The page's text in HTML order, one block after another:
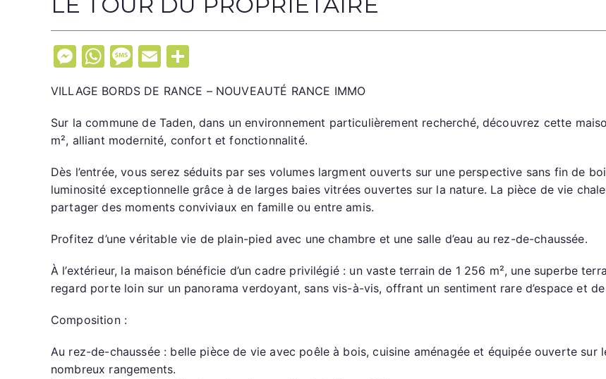
R
a
c
e,
r
o
c
h
e
d
e
n
M
s
s
e
n
g
er
W
at
s
A
p
p
M
s
s
a
g
e
E
ai
l
ta
g
er
VILLAGE BORDS DE RANCE – NOUVEAUTÉ RANCE IMMO
Sur la commune de Taden, dans un environnement particulièrement recherché, découvrez cette
m², alliant modernité, confort et fonctionnalité.
Dès l’entrée, vous serez séduits par ses volumes largment ouverts sur une perspective sans fin de
luminosité exceptionnelle grâce à de larges baies vitrées ouvertes sur la nature. La pièce de vie
partager des moments conviviaux en famille ou entre amis.
Profitez d’une véritable vie de plain-pied avec une chambre et une salle d’eau au rez-de-chaussée.
À l’extérieur, la maison bénéficie d’un cadre privilégié : un vaste terrain de 1 256 m², une superbe
regard porte loin sur un panorama verdoyant, sans vis-à-vis, offrant un sentiment rare d’espace et
Composition :
Au rez-de-chaussée : belle pièce de vie avec poêle à bois, cuisine aménagée et équipée ouverte sur
nombreux rangements.